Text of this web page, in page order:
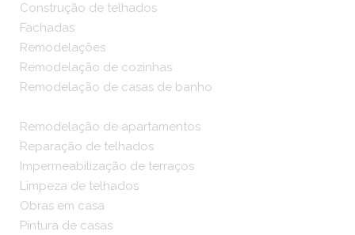
Construção de telhados
Fachadas
Remodelações
Remodelação de cozinhas
Remodelação de casas de banho
Remodelação de apartamentos
Reparação de telhados
Impermeabilização de terraços
Limpeza de telhados
Obras em casa
Pintura de casas